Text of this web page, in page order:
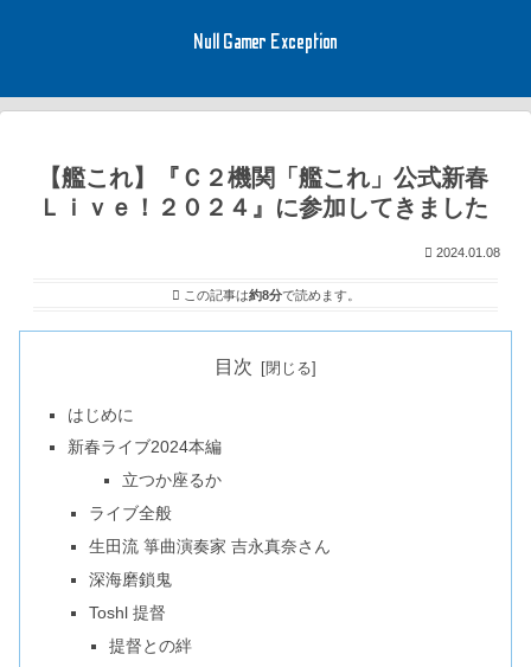
Null Gamer Exception
【艦これ】『Ｃ２機関「艦これ」公式新春
Ｌｉｖｅ！２０２４』に参加してきました
2024.01.08
この記事は約8分で読めます。
目次
はじめに
新春ライブ2024本編
立つか座るか
ライブ全般
生田流 箏曲演奏家 吉永真奈さん
深海磨鎖鬼
Toshl 提督
提督との絆